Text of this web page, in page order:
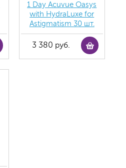
1 Day Acuvue Oasys
with HydraLuxe for
Аstigmatism 30 шт.
3 380 руб.